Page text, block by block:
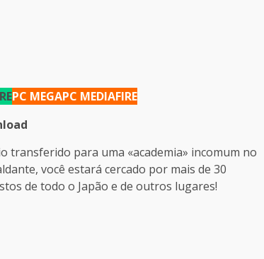
PC MEGAPC MEDIAFIRE
transferido para uma «academia» incomum no
você estará cercado por mais de 30
de todo o Japão e de outros lugares!